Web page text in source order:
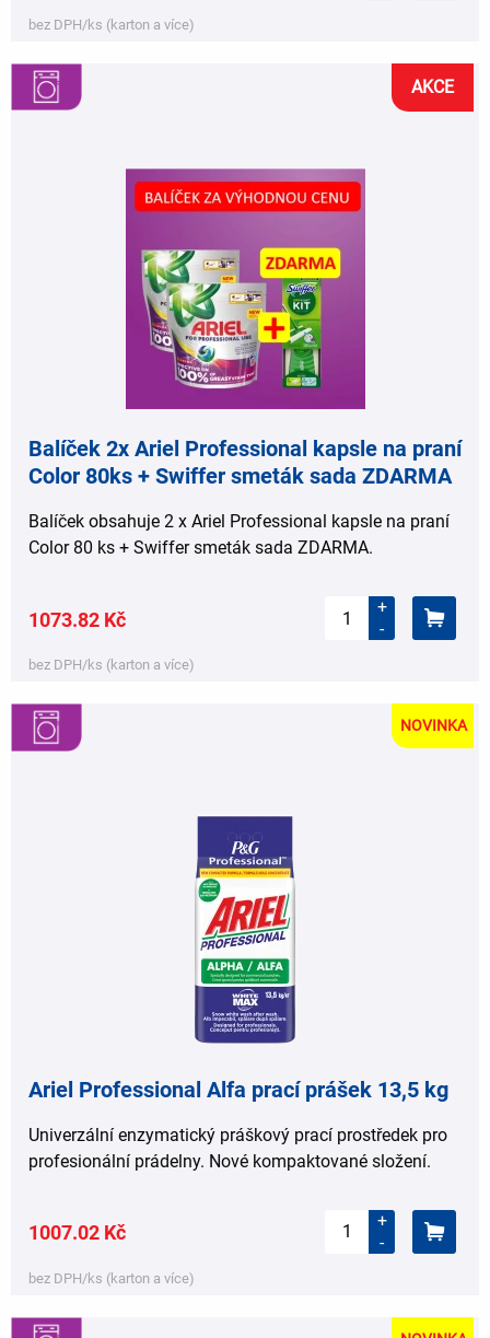
bez DPH/ks (karton a více)
AKCE
Balíček 2x Ariel Professional kapsle na praní
Color 80ks + Swiffer smeták sada ZDARMA
Balíček obsahuje 2 x Ariel Professional kapsle na praní
Color 80 ks + Swiffer smeták sada ZDARMA.
1073.82 Kč
+
-
bez DPH/ks (karton a více)
NOVINKA
Ariel Professional Alfa prací prášek 13,5 kg
Univerzální enzymatický práškový prací prostředek pro
profesionální prádelny. Nové kompaktované složení.
1007.02 Kč
+
-
bez DPH/ks (karton a více)